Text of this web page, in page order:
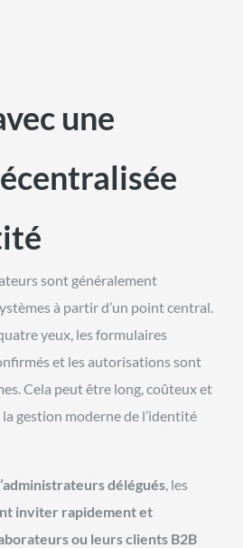
une
sont généralement
à partir d’un point central.
yeux, les formulaires
et les autorisations sont
Cela peut être long, coûteux et
gestion moderne de l’identité
délégués, les
inviter rapidement et
ou leurs clients B2B